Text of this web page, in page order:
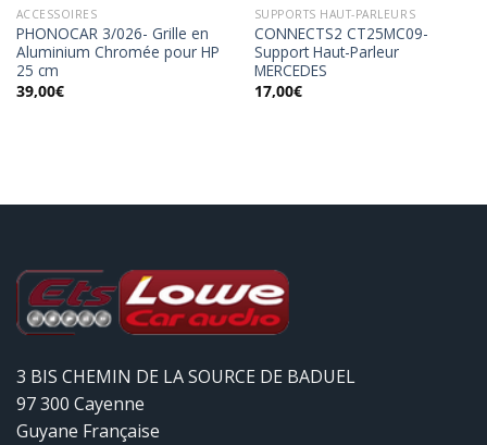
ACCESSOIRES
PHONOCAR 3/026- Grille en
Aluminium Chromée pour HP
25 cm
39,00€
SUPPORTS HAUT-PARLEURS
CONNECTS2 CT25MC09-
Support Haut-Parleur
MERCEDES
17,00€
3 BIS CHEMIN DE LA SOURCE DE BADUEL
97 300 Cayenne
Guyane Française